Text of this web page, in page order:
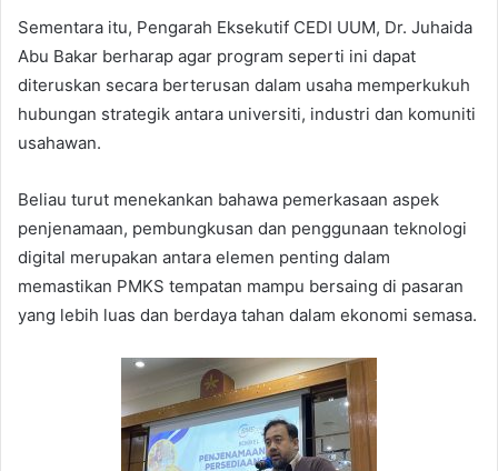
Sementara itu, Pengarah Eksekutif CEDI UUM, Dr. Juhaida
Abu Bakar berharap agar program seperti ini dapat
diteruskan secara berterusan dalam usaha memperkukuh
hubungan strategik antara universiti, industri dan komuniti
usahawan.
Beliau turut menekankan bahawa pemerkasaan aspek
penjenamaan, pembungkusan dan penggunaan teknologi
digital merupakan antara elemen penting dalam
memastikan PMKS tempatan mampu bersaing di pasaran
yang lebih luas dan berdaya tahan dalam ekonomi semasa.